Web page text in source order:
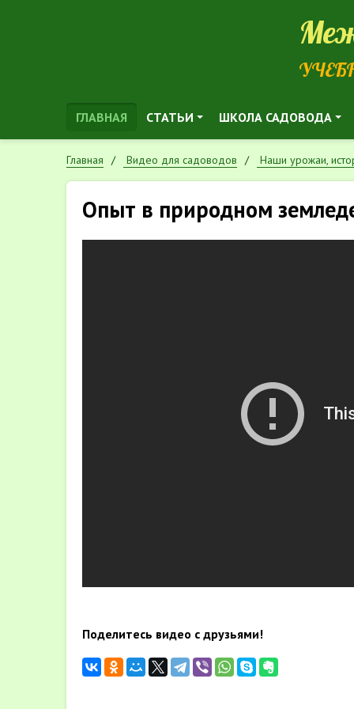
ГЛАВНАЯ СТАТЬИ ШКОЛА САДОВОДА
Главная Видео для садоводов Наши урожаи,
Опыт в природном
Поделитесь видео с друзьями!